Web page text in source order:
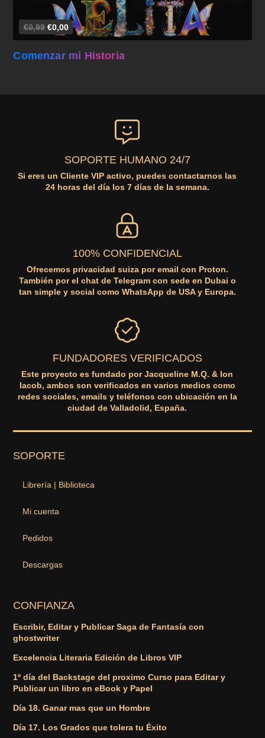
€0,99 €0,00
Comenzar mi Historia
SOPORTE HUMANO 24/7
Si eres un Cliente VIP activo, puedes contactarnos las
24 horas del día los 7 días de la semana.
100% CONFIDENCIAL
Ofrecemos privacidad suiza por email con Proton.
También por el chat de Telegram con sede en Dubai o
tan simple y social como WhatsApp de USA y Europa.
FUNDADORES VERIFICADOS
Este proyecto es fundado por Jacqueline M.Q. & Ion
Iacob, ambos son verificados en varios medios como
redes sociales, emails y teléfonos con ubicación en la
ciudad de Valladolid, España.
SOPORTE
Librería | Biblioteca
Mi cuenta
Pedidos
Descargas
CONFIANZA
Escribir, Editar y Publicar Saga de Fantasía con
ghostwriter
Excelencia Literaria Edición de Libros VIP
1º día del Backstage del proximo Curso para Editar y
Publicar un libro en eBook y Papel
Día 18. Ganar mas que un Hombre
Día 17. Los Grados que tolera tu Éxito